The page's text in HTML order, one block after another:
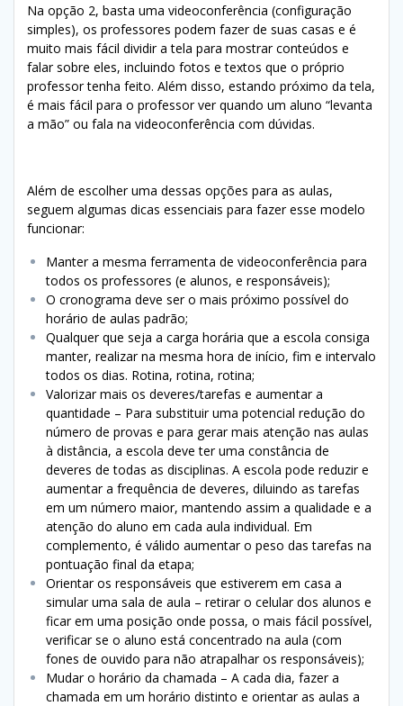
Na opção 2, basta uma videoconferência (configuração
simples), os professores podem fazer de suas casas e é
muito mais fácil dividir a tela para mostrar conteúdos e
falar sobre eles, incluindo fotos e textos que o próprio
professor tenha feito. Além disso, estando próximo da tela,
é mais fácil para o professor ver quando um aluno “levanta
a mão” ou fala na videoconferência com dúvidas.
Além de escolher uma dessas opções para as aulas,
seguem algumas dicas essenciais para fazer esse modelo
funcionar:
Manter a mesma ferramenta de videoconferência para
todos os professores (e alunos, e responsáveis);
O cronograma deve ser o mais próximo possível do
horário de aulas padrão;
Qualquer que seja a carga horária que a escola consiga
manter, realizar na mesma hora de início, fim e intervalo
todos os dias. Rotina, rotina, rotina;
Valorizar mais os deveres/tarefas e aumentar a
quantidade – Para substituir uma potencial redução do
número de provas e para gerar mais atenção nas aulas
à distância, a escola deve ter uma constância de
deveres de todas as disciplinas. A escola pode reduzir e
aumentar a frequência de deveres, diluindo as tarefas
em um número maior, mantendo assim a qualidade e a
atenção do aluno em cada aula individual. Em
complemento, é válido aumentar o peso das tarefas na
pontuação final da etapa;
Orientar os responsáveis que estiverem em casa a
simular uma sala de aula – retirar o celular dos alunos e
ficar em uma posição onde possa, o mais fácil possível,
verificar se o aluno está concentrado na aula (com
fones de ouvido para não atrapalhar os responsáveis);
Mudar o horário da chamada – A cada dia, fazer a
chamada em um horário distinto e orientar as aulas a